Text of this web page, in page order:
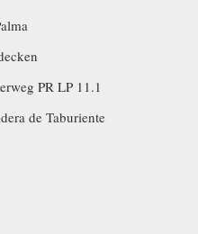
PR LP 11.1
de Taburiente